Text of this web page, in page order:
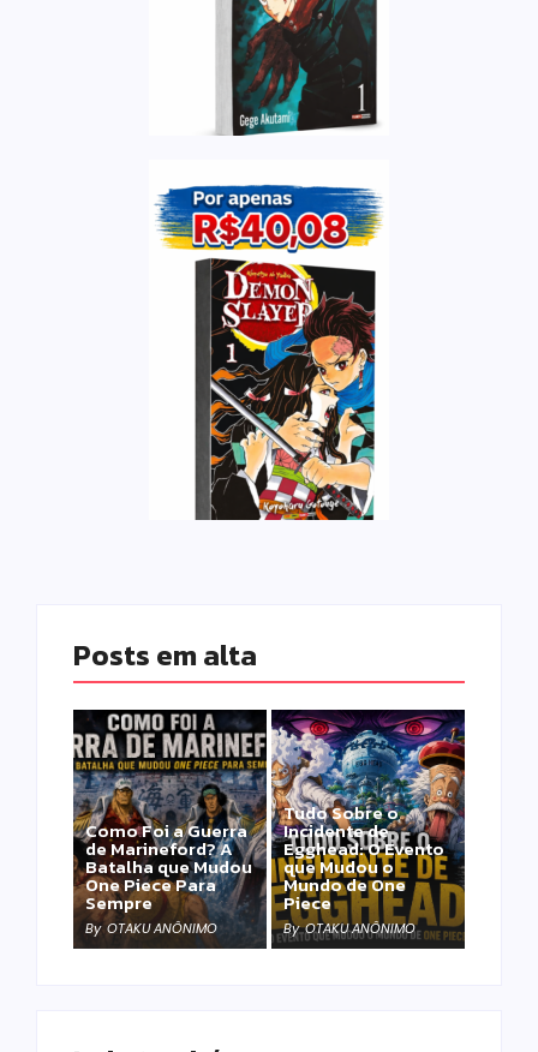
Posts em alta
Como Foi a Guerra
de Marineford? A
Batalha que Mudou
One Piece Para
Sempre
By OTAKU ANÔNIMO
Tudo Sobre o
Incidente de
Egghead: O Evento
que Mudou o
Mundo de One
Piece
By OTAKU ANÔNIMO